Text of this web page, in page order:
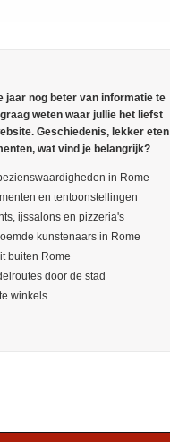
jaar nog beter van informatie te
weten waar jullie het liefst
Geschiedenis, lekker eten
wat vind je belangrijk?
in Rome
en tentoonstellingen
ijssalons en pizzeria's
kunstenaars in Rome
buiten Rome
door de stad
winkels